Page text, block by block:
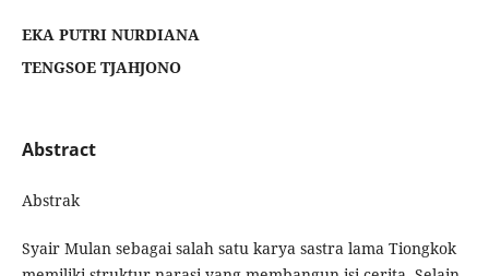
EKA PUTRI NURDIANA
TENGSOE TJAHJONO
Abstract
Abstrak
Syair Mulan sebagai salah satu karya sastra lama Tiongkok